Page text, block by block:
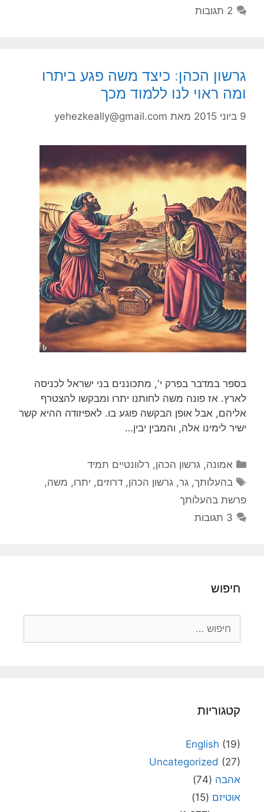
2 תגובות
גרשון הכהן: כיצד משה פגע ביתרו
ומה ראוי לנו ללמוד מכך
9 ביוני 2015 מאת yehezkeally@gmail.com
בספר במדבר בפרק י', מתכוננים בני ישראל לכניסה
לארץ. אז פונה משה לחותנו יתרו ומבקשו להצטרף
אליהם, אבל אופן הבקשה פוגע בו. לאפיזודה ההיא קשר
ישיר לימינו אלה, והמבין יבין…
קטגוריות
אמונה,גרשון הכהן, רלוונטיים תמיד
תגיות
בהעלותך,גר,גרשון הכהן,דרוזים, יתרו, משה,
פרשת בהעלותך
3 תגובות
חיפוש
קטגוריות
English (19)
Uncategorized (27)
אהבה (74)
אוטיזם (15)